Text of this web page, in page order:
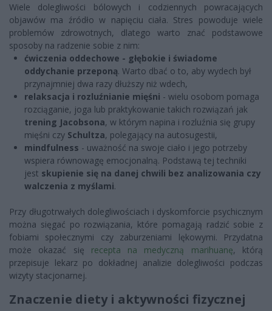
Wiele dolegliwości bólowych i codziennych powracających
objawów ma źródło w napięciu ciała. Stres powoduje wiele
problemów zdrowotnych, dlatego warto znać podstawowe
sposoby na radzenie sobie z nim:
ćwiczenia oddechowe - głębokie i świadome
oddychanie przeponą. Warto dbać o to, aby wydech był
przynajmniej dwa razy dłuższy niż wdech,
relaksacja i rozluźnianie mięśni - wielu osobom pomaga
rozciąganie, joga lub praktykowanie takich rozwiązań jak
trening Jacobsona, w którym napina i rozluźnia się grupy
mięśni czy Schultza, polegający na autosugestii,
mindfulness - uważność na swoje ciało i jego potrzeby
wspiera równowagę emocjonalną. Podstawą tej techniki
jest skupienie się na danej chwili bez analizowania czy
walczenia z myślami.
Przy długotrwałych dolegliwościach i dyskomforcie psychicznym
można sięgać po rozwiązania, które pomagają radzić sobie z
fobiami społecznymi czy zaburzeniami lękowymi. Przydatna
może okazać się recepta na medyczną marihuanę, którą
przepisuje lekarz po dokładnej analizie dolegliwości podczas
wizyty stacjonarnej.
Znaczenie diety i aktywności fizycznej